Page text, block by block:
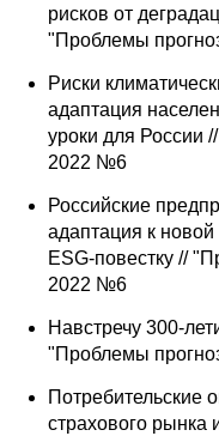
рисков от
"Проблемы
Риски
адаптация
уроки для России
2022 №6
Российские
адаптация к
ESG-повестку //
2022 №6
Навстречу 300-
"Проблемы
Потребительские
страхового рынка